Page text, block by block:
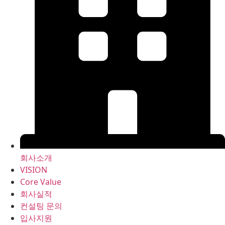
회사소개
VISION
Core Value
회사실적
컨설팅 문의
입사지원